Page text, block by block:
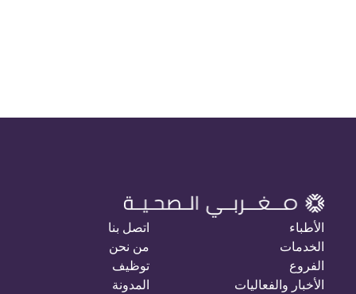
الأطباء
الخدمات
الفروع
الأخبار والفعاليات
اتصل بنا
من نحن
توظيف
المدونة